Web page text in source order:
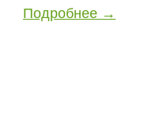
Подробнее →